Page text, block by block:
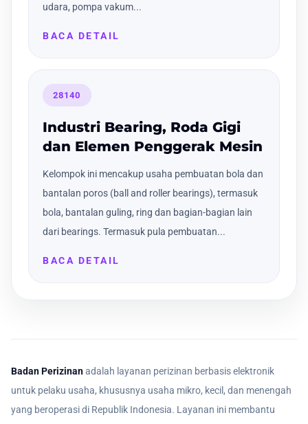
udara, pompa vakum...
BACA DETAIL
28140
Industri Bearing, Roda Gigi
dan Elemen Penggerak Mesin
Kelompok ini mencakup usaha pembuatan bola dan
bantalan poros (ball and roller bearings), termasuk
bola, bantalan guling, ring dan bagian-bagian lain
dari bearings. Termasuk pula pembuatan...
BACA DETAIL
Badan Perizinanadalah layanan perizinan berbasis elektronik
untuk pelaku usaha, khususnya usaha mikro, kecil, dan menengah
yang beroperasi di Republik Indonesia. Layanan ini membantu